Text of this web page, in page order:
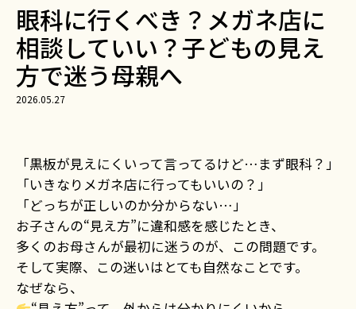
眼科に行くべき？メガネ店に
相談していい？子どもの見え
方で迷う母親へ
2026.05.27
「黒板が見えにくいって言ってるけど…まず眼科？」
「いきなりメガネ店に行ってもいいの？」
「どっちが正しいのか分からない…」
――お子さんの“見え方”に違和感を感じたとき、
多くのお母さんが最初に迷うのが、この問題です。
そして実際、この迷いはとても自然なことです。
なぜなら、